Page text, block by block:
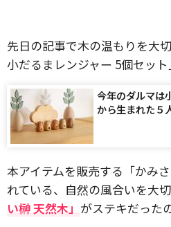
先日の記事で木の温もりを大
小だるまレンジャー 5個セット
今年のダルマは
から生まれた５
本アイテムを販売する「かみ
れている、自然の風合いを大
い榊 天然木」 がステキだった